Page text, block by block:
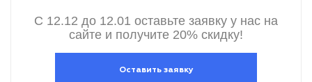
С 12.12 до 12.01 оставьте заявку у нас на
сайте и получите 20% скидку!
Оставить заявку